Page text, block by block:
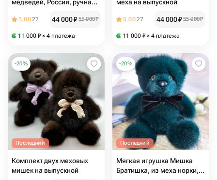
медведей, Россия, ручная
выпускной
5.0027 44 000₽ 55 000₽
11 000 ₽ × 4 платежа
меха на выпускной
5.0027 44 000₽ 55 000₽
11 000 ₽ × 4 платежа
-20%
Последний
Комплект двух меховых
мишек на выпускной
-20%
Последний
Мягкая игрушка Мишка
Братишка, из меха норки,